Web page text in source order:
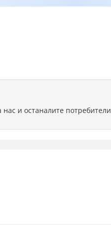
и останалите потребители